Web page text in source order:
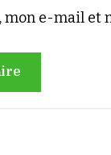
e-mail et